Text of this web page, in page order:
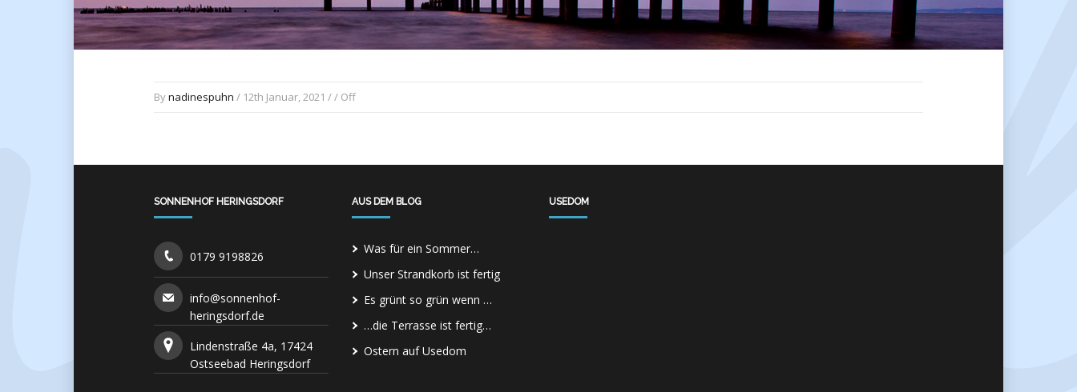
Bynadinespuhn / 12th Januar, 2021 / / Off
SONNENHOF HERINGSDORF
0179 9198826
info@sonnenhof-
heringsdorf.de
Lindenstraße 4a, 17424
Ostseebad Heringsdorf
AUS DEM BLOG
Was für ein Sommer…
Unser Strandkorb ist fertig
Es grünt so grün wenn …
…die Terrasse ist fertig…
Ostern auf Usedom
USEDOM